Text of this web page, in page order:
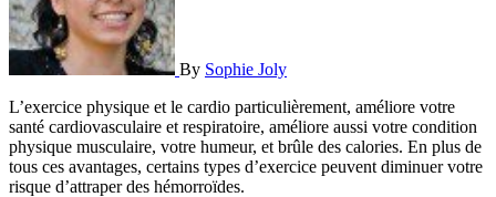
By Sophie Joly
L’exercice physique et le cardio particulièrement, améliore votre
santé cardiovasculaire et respiratoire, améliore aussi votre condition
physique musculaire, votre humeur, et brûle des calories. En plus de
tous ces avantages, certains types d’exercice peuvent diminuer votre
risque d’attraper des hémorroïdes.